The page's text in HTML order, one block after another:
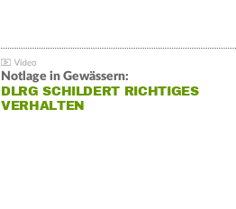
Notlage in Gewässern:
DLRG SCHILDERT RICHTIGES
VERHALTEN